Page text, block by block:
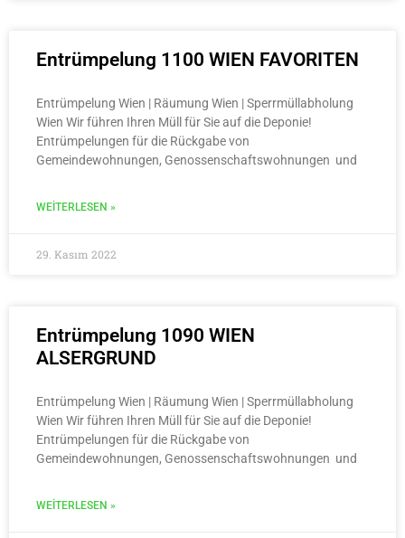
Entrümpelung 1100 WIEN FAVORITEN
Entrümpelung Wien | Räumung Wien | Sperrmüllabholung
Wien Wir führen Ihren Müll für Sie auf die Deponie!
Entrümpelungen für die Rückgabe von
Gemeindewohnungen, Genossenschaftswohnungen und
WEITERLESEN »
29. Kasım 2022
Entrümpelung 1090 WIEN
ALSERGRUND
Entrümpelung Wien | Räumung Wien | Sperrmüllabholung
Wien Wir führen Ihren Müll für Sie auf die Deponie!
Entrümpelungen für die Rückgabe von
Gemeindewohnungen, Genossenschaftswohnungen und
WEITERLESEN »